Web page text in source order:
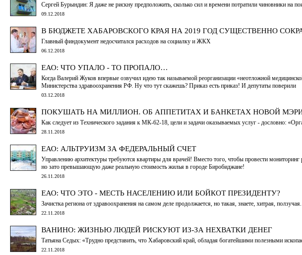
Сергей Бурындин: Я даже не рискну предположить, сколько сил и времени потратили чиновники на
09.12.2018
В БЮДЖЕТЕ ХАБАРОВСКОГО КРАЯ НА 2019 ГОД СУЩЕСТВЕННО
Главный финдокумент недосчитался расходов на социалку и ЖКХ
06.12.2018
ЕАО: ЧТО УПАЛО - ТО ПРОПАЛО…
Когда Валерий Жуков впервые озвучил идею так называемой реорганизации «неотложной
Министерства здравоохранения РФ. Ну что тут скажешь? Приказ есть приказ! И депутаты поверили
03.12.2018
ПОКУШАТЬ НА МИЛЛИОН. ОБ АППЕТИТАХ И БАНКЕТАХ НОВОЙ
Как следует из Технического задания к МК-62-18, цели и задачи оказываемых услуг - дословно:
28.11.2018
ЕАО: АЛЬТРУИЗМ ЗА ФЕДЕРАЛЬНЫЙ СЧЕТ
Управлению архитектуры требуются квартиры для врачей! Вместо того, чтобы провести
но зато превышающую даже реальную стоимость жилья в городе Биробиджане!
26.11.2018
ЕАО: ЧТО ЭТО - МЕСТЬ НАСЕЛЕНИЮ ИЛИ БОЙКОТ ПРЕЗИДЕНТУ?
Зачистка региона от здравоохранения на самом деле продолжается, но такая, знаете, хитрая,
22.11.2018
ВАНИНО: ЖИЗНЬЮ ЛЮДЕЙ РИСКУЮТ ИЗ-ЗА НЕХВАТКИ ДЕНЕГ
Татьяна Седых: «Трудно представить, что Хабаровский край, обладая богатейшими полезными
22.11.2018